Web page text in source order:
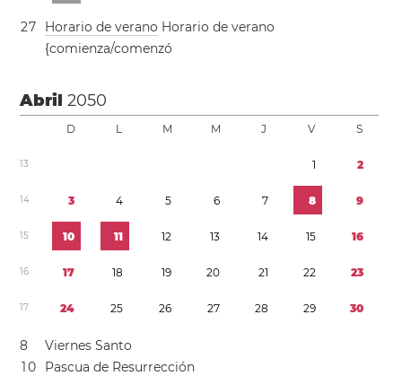
27 Horario de verano Horario de verano
{comienza/comenzó
Abril2050
D L M M J V S
13 1 2
14 3 4 5 6 7 8 9
15 10 11 12 13 14 15 16
16 17 18 19 20 21 22 23
17 24 25 26 27 28 29 30
8
Viernes Santo
10
Pascua de Resurrección